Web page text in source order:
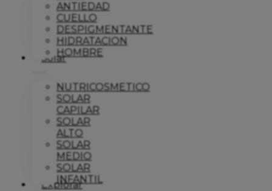
ANTIEDAD
CUELLO
DESPIGMENTANTE
HIDRATACION
HOMBRE
Solar
NUTRICOSMETICO
SOLAR
CAPILAR
SOLAR
ALTO
SOLAR
MEDIO
SOLAR
INFANTIL
Explorar